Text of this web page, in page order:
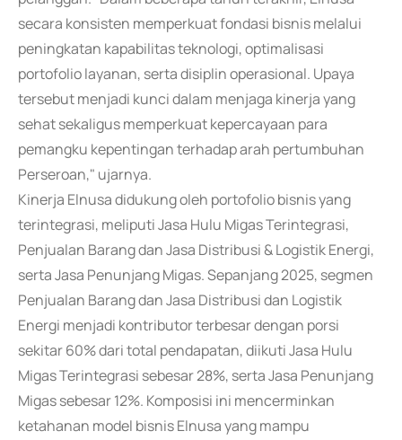
secara konsisten memperkuat fondasi bisnis melalui
peningkatan kapabilitas teknologi, optimalisasi
portofolio layanan, serta disiplin operasional. Upaya
tersebut menjadi kunci dalam menjaga kinerja yang
sehat sekaligus memperkuat kepercayaan para
pemangku kepentingan terhadap arah pertumbuhan
Perseroan," ujarnya.
Kinerja Elnusa didukung oleh portofolio bisnis yang
terintegrasi, meliputi Jasa Hulu Migas Terintegrasi,
Penjualan Barang dan Jasa Distribusi & Logistik Energi,
serta Jasa Penunjang Migas. Sepanjang 2025, segmen
Penjualan Barang dan Jasa Distribusi dan Logistik
Energi menjadi kontributor terbesar dengan porsi
sekitar 60% dari total pendapatan, diikuti Jasa Hulu
Migas Terintegrasi sebesar 28%, serta Jasa Penunjang
Migas sebesar 12%. Komposisi ini mencerminkan
ketahanan model bisnis Elnusa yang mampu